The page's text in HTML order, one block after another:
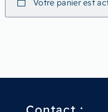
Votre panier est